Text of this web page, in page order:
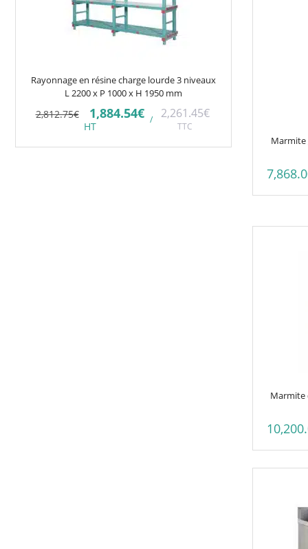
Marmite
Marmite
plusieurs
Rayonnage en résine charge lourde 3 niveaux
L 2200 x P 1000 x H 1950 mm
2,812.75€ Le
prix
initial
était :
1,884.54€Le
prix
est :
HT
/ 2,261.45€
TTC